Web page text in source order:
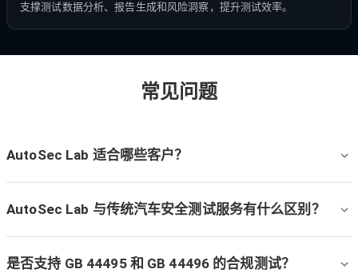
支撑测试数据分析、报告生成和风险洞察，提升测试效率。
常见问题
AutoSec Lab 适合哪些客户？
AutoSec Lab 与传统汽车安全测试服务有什么区别？
是否支持 GB 44495 和 GB 44496 的合规测试？